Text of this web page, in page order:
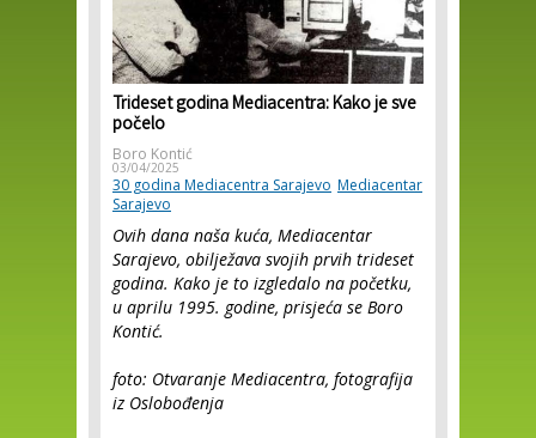
Trideset godina Mediacentra: Kako je sve
počelo
Boro Kontić
03/04/2025
30 godina Mediacentra Sarajevo Mediacentar
Sarajevo
Ovih dana naša kuća, Mediacentar
Sarajevo, obilježava svojih prvih trideset
godina. Kako je to izgledalo na početku,
u aprilu 1995. godine, prisjeća se Boro
Kontić.
foto: Otvaranje Mediacentra, fotografija
iz Oslobođenja